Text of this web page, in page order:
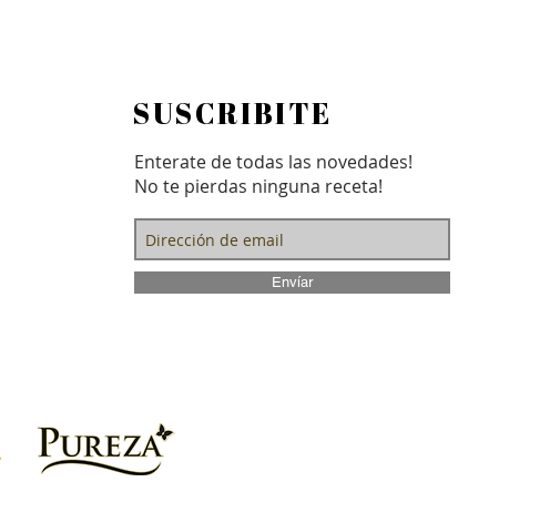
SUSCRIBITE
Enterate de todas las novedades!
No te pierdas ninguna receta!
Envíar